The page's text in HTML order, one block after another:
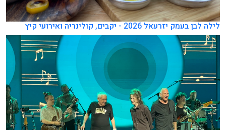
לילה לבן בעמק יזרעאל 2026 - יקבים, קולינריה ואירועי קיץ